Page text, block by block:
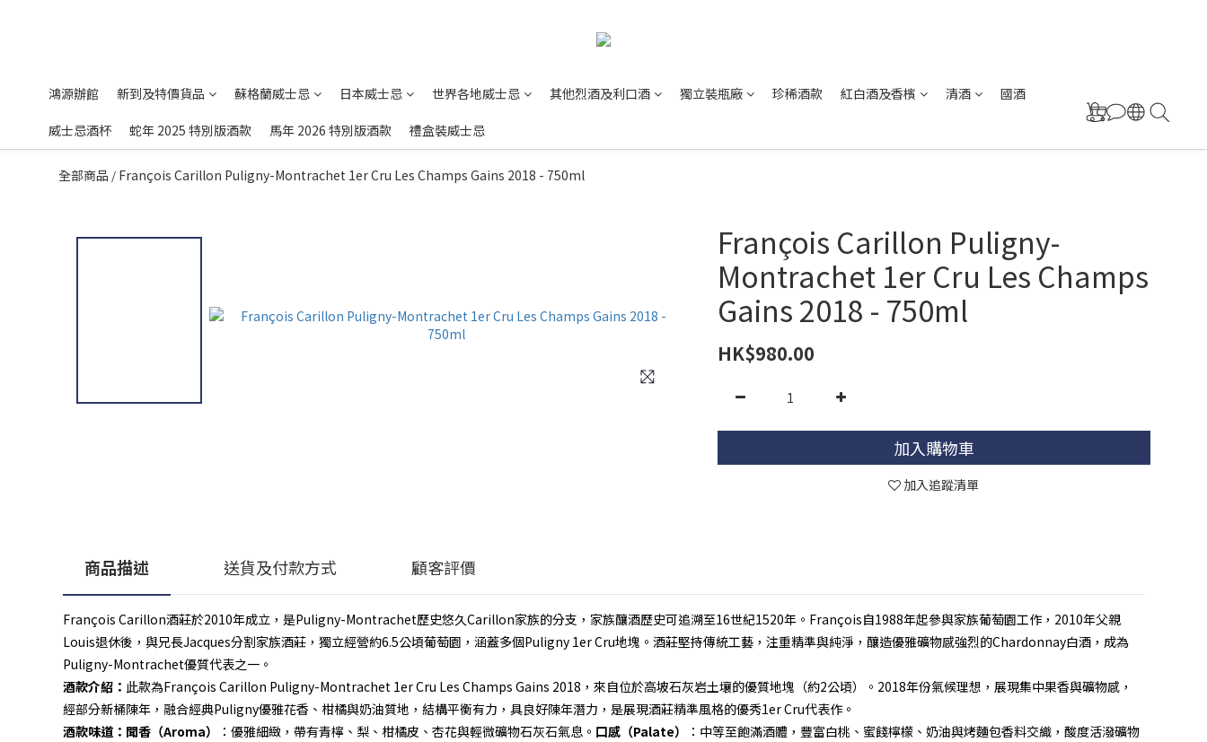
鴻源辦館 新到及特價貨品 蘇格蘭威士忌 日本威士忌 世界各地威士忌 其他烈酒及利口酒 獨立裝瓶廠 珍稀酒款 紅白酒及香檳 清酒 國酒
威士忌酒杯 蛇年 2025 特別版酒款 馬年 2026 特別版酒款 禮盒裝威士忌
全部商品 / François Carillon Puligny-Montrachet 1er Cru Les Champs Gains 2018 - 750ml
François Carillon Puligny-
Montrachet 1er Cru Les Champs
Gains 2018 - 750ml
HK$980.00
加入購物車
加入追蹤清單
商品描述 送貨及付款方式 顧客評價
François Carillon酒莊於2010年成立，是Puligny-Montrachet歷史悠久Carillon家族的分支，家族釀酒歷史可追溯至16世紀1520年。François自1988年起參與家族葡萄園工作，2010年父親
Louis退休後，與兄長Jacques分割家族酒莊，獨立經營約6.5公頃葡萄園，涵蓋多個Puligny 1er Cru地塊。酒莊堅持傳統工藝，注重精準與純淨，釀造優雅礦物感強烈的Chardonnay白酒，成為
Puligny-Montrachet優質代表之一。
酒款介紹： 此款為François Carillon Puligny-Montrachet 1er Cru Les Champs Gains 2018，來自位於高坡石灰岩土壤的優質地塊（約2公頃）。2018年份氣候理想，展現集中果香與礦物感，
經部分新桶陳年，融合經典Puligny優雅花香、柑橘與奶油質地，結構平衡有力，具良好陳年潛力，是展現酒莊精準風格的優秀1er Cru代表作。
酒款味道： 聞香（Aroma） ：優雅細緻，帶有青檸、梨、柑橘皮、杏花與輕微礦物石灰石氣息。 口感（Palate）
：中等至飽滿酒體，豐富白桃、蜜餞檸檬、奶油與烤麵包香料交織，酸度活潑礦物